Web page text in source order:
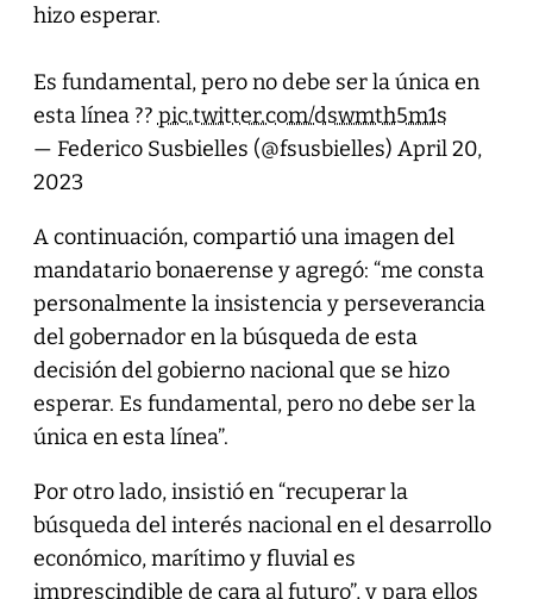
hizo esperar.
Es fundamental, pero no debe ser la única en
esta línea ?? pic.twitter.com/dswmth5m1s
— Federico Susbielles (@fsusbielles) April 20,
2023
A continuación, compartió una imagen del
mandatario bonaerense y agregó: “me consta
personalmente la insistencia y perseverancia
del gobernador en la búsqueda de esta
decisión del gobierno nacional que se hizo
esperar. Es fundamental, pero no debe ser la
única en esta línea”.
Por otro lado, insistió en “recuperar la
búsqueda del interés nacional en el desarrollo
económico, marítimo y fluvial es
imprescindible de cara al futuro”, y para ellos